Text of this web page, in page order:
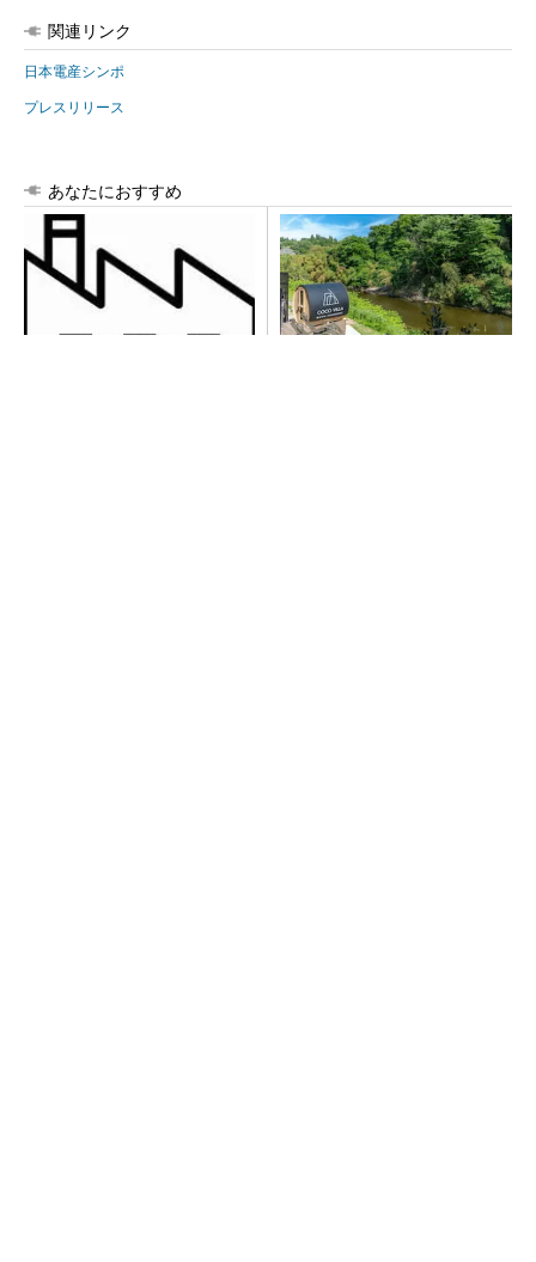
関連リンク
日本電産シンポ
プレスリリース
あなたにおすすめ